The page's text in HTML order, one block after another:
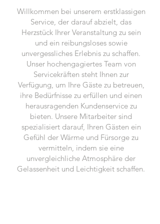
Willkommen bei unserem erstklassigen
Service, der darauf abzielt, das
Herzstück Ihrer Veranstaltung zu sein
und ein reibungsloses sowie
unvergessliches Erlebnis zu schaffen.
Unser hochengagiertes Team von
Servicekräften steht Ihnen zur
Verfügung, um Ihre Gäste zu betreuen,
ihre Bedürfnisse zu erfüllen und einen
herausragenden Kundenservice zu
bieten. Unsere Mitarbeiter sind
spezialisiert darauf, Ihren Gästen ein
Gefühl der Wärme und Fürsorge zu
vermitteln, indem sie eine
unvergleichliche Atmosphäre der
Gelassenheit und Leichtigkeit schaffen.